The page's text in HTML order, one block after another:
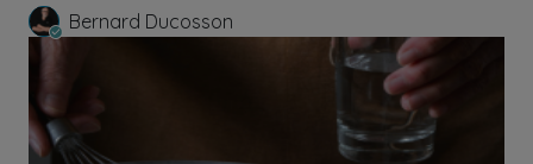
Bernard Ducosson